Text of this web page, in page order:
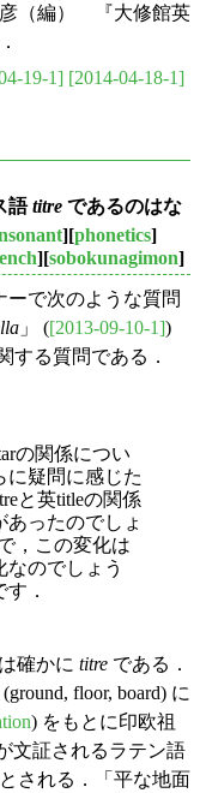
（編） 『大修館英
19-1] [2014-04-18-1]
語titre であるのはな
][phonetics]
][sobokunagimon]
ーで次のような質問
」 ([2013-09-10-1])
する質問である．
の関係につい
に疑問に感じた
と英titleの関係
ったのでしょ
，この変化は
のでしょう
．
確かに titre である．
(ground, floor, board) に
) をもとに印欧祖
文証されるラテン語
される．「平な地面